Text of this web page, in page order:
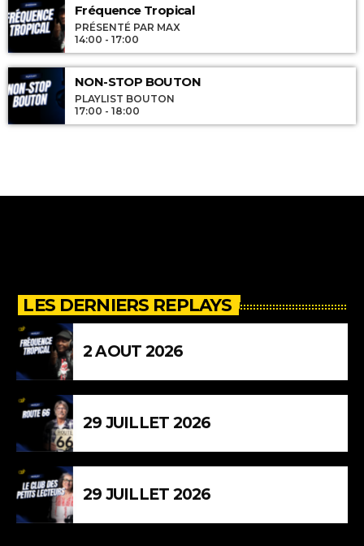
Fréquence Tropical
PRÉSENTÉ PAR MAX
14:00 - 17:00
NON-STOP BOUTON
PLAYLIST BOUTON
17:00 - 18:00
LES DERNIERS REPLAYS
2 AOUT 2026
29 JUILLET 2026
29 JUILLET 2026